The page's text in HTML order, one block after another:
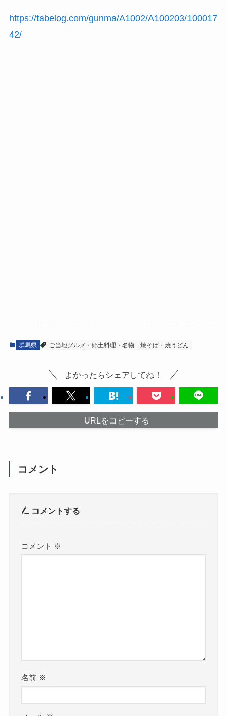
https://tabelog.com/gunma/A1002/A100203/100017
42/
群馬県 ご当地グルメ・郷土料理・名物 焼そば・焼うどん
よかったらシェアしてね！
URLをコピーする
コメント
コメントする
コメント ※
名前 ※